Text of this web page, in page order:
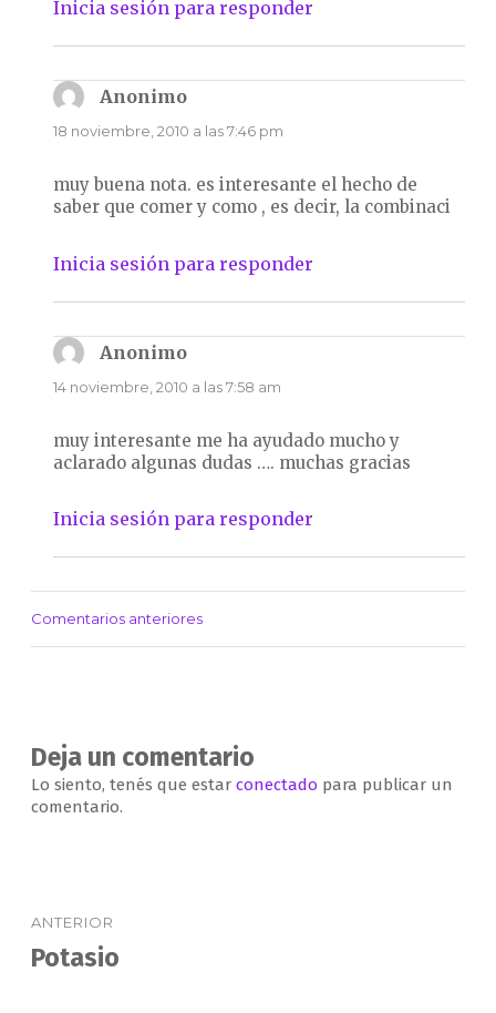
Inicia sesión para responder
Anonimodice:
18 noviembre, 2010 a las 7:46 pm
muy buena nota. es interesante el hecho de
saber que comer y como , es decir, la combinaci
Inicia sesión para responder
Anonimodice:
14 noviembre, 2010 a las 7:58 am
muy interesante me ha ayudado mucho y
aclarado algunas dudas …. muchas gracias
Inicia sesión para responder
Navegación
Comentarios anteriores
Deja un comentario
Lo siento, tenés que estar conectado para publicar un
comentario.
de
ANTERIOR
Entrada
Potasio